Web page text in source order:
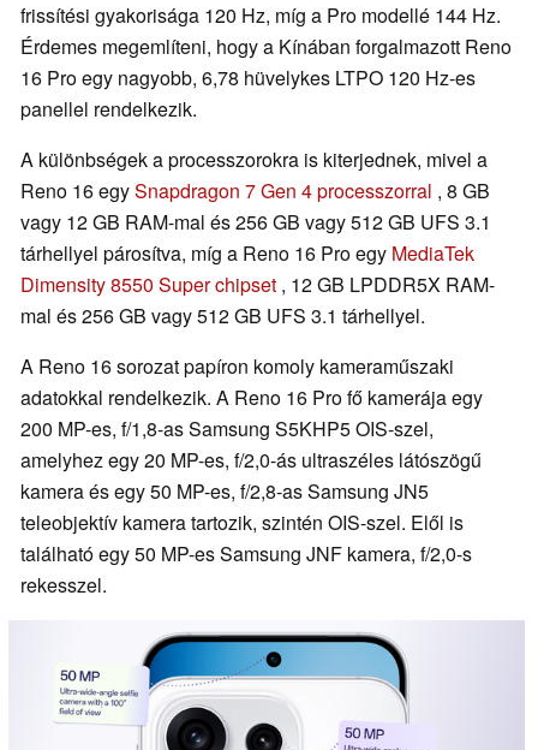
frissítési gyakorisága 120 Hz, míg a Pro modellé 144 Hz.
Érdemes megemlíteni, hogy a Kínában forgalmazott Reno
16 Pro egy nagyobb, 6,78 hüvelykes LTPO 120 Hz-es
panellel rendelkezik.
A különbségek a processzorokra is kiterjednek, mivel a
Reno 16 egySnapdragon 7 Gen 4 processzorral , 8 GB
vagy 12 GB RAM-mal és 256 GB vagy 512 GB UFS 3.1
tárhellyel párosítva, míg a Reno 16 Pro egy MediaTek
Dimensity 8550 Super chipset , 12 GB LPDDR5X RAM-
mal és 256 GB vagy 512 GB UFS 3.1 tárhellyel.
A Reno 16 sorozat papíron komoly kameraműszaki
adatokkal rendelkezik. A Reno 16 Pro fő kamerája egy
200 MP-es, f/1,8-as Samsung S5KHP5 OIS-szel,
amelyhez egy 20 MP-es, f/2,0-ás ultraszéles látószögű
kamera és egy 50 MP-es, f/2,8-as Samsung JN5
teleobjektív kamera tartozik, szintén OIS-szel. Elől is
található egy 50 MP-es Samsung JNF kamera, f/2,0-s
rekesszel.